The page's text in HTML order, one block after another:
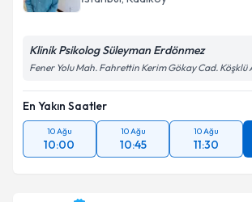
Klinik Psikolog Süleyman Erdönmez
Fener Yolu Mah. Fahrettin Kerim Gökay Cad. Köşklü
En Yakın Saatler
10 Ağu
10:00
10 Ağu
10:45
10 Ağu
11:30